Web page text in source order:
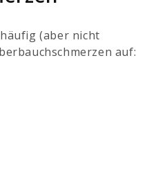
(aber nicht
auf: